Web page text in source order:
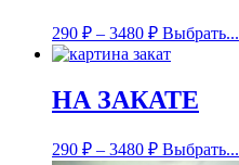
290 ₽ – 3480 ₽ Выбрать...
НА ЗАКАТЕ
290 ₽ – 3480 ₽ Выбрать...